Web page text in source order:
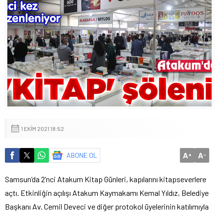
1 EKIM 2021 18:52
ABONE OL A+ A-
Samsun’da 2’nci Atakum Kitap Günleri, kapılarını kitapseverlere
açtı. Etkinliğin açılışı Atakum Kaymakamı Kemal Yıldız, Belediye
Başkanı Av. Cemil Deveci ve diğer protokol üyelerinin katılımıyla